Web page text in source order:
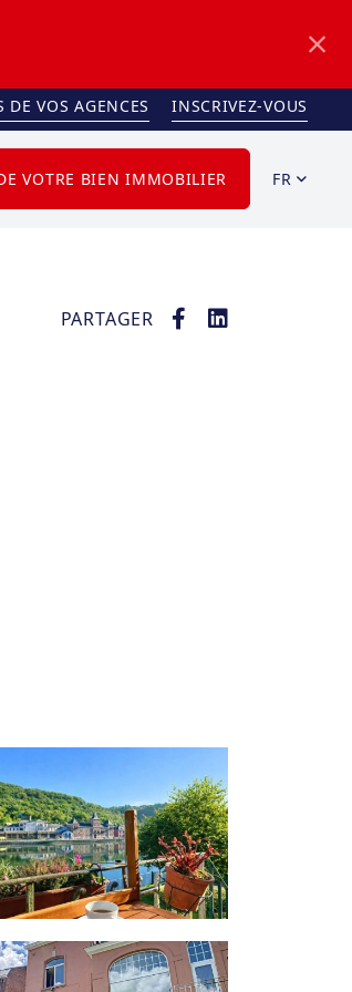
DE VOS AGENCES INSCRIVEZ-VOUS
VOTRE BIEN IMMOBILIER FR
PARTAGER